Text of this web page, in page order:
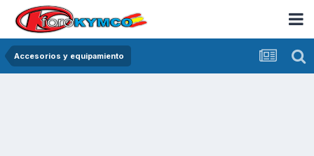
Accesorios y equipamiento